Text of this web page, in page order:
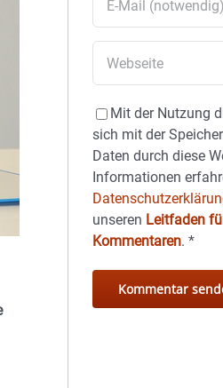
Mit der Nutzung
sich mit der
Daten durch diese
Informationen
unseren Leitfaden
Kommentaren.*